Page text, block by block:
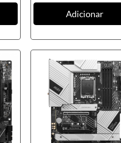
Adicionar